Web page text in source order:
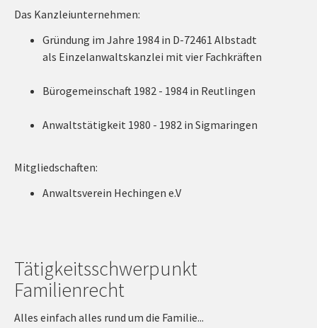
Das Kanzleiunternehmen:
Gründung im Jahre 1984 in D-72461 Albstadt
als Einzelanwaltskanzlei mit vier Fachkräften
Bürogemeinschaft 1982 - 1984 in Reutlingen
Anwaltstätigkeit 1980 - 1982 in Sigmaringen
Mitgliedschaften:
Anwaltsverein Hechingen e.V
Tätigkeitsschwerpunkt
Familienrecht
Alles einfach alles rund um die Familie...